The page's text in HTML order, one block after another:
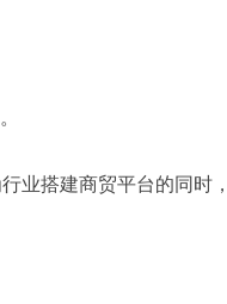
业搭建商贸平台的同时